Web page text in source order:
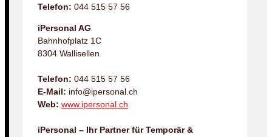
Telefon: 044 515 57 56
iPersonal AG
Bahnhofplatz 1C
8304 Wallisellen
Telefon: 044 515 57 56
E-Mail: info@ipersonal.ch
Web: www.ipersonal.ch
iPersonal – Ihr Partner für Temporär &